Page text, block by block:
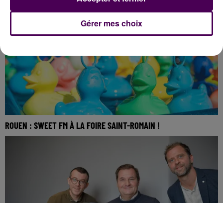
ROUEN : SWEET FM À LA FOIRE SAINT-ROMAIN !
Gérer mes choix